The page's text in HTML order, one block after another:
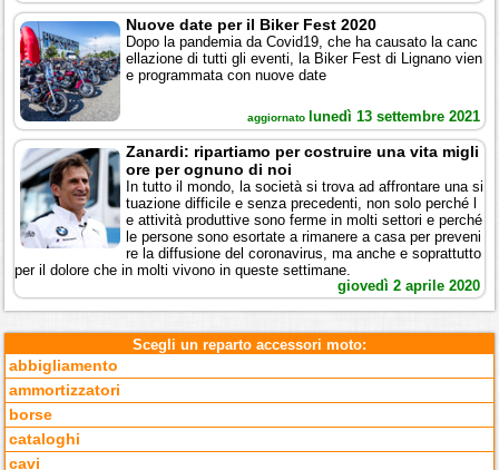
Nuove date per il Biker Fest 2020
Dopo la pandemia da Covid19, che ha causato la canc
ellazione di tutti gli eventi, la Biker Fest di Lignano vien
e programmata con nuove date
aggiornato lunedì 13 settembre 2021
Zanardi: ripartiamo per costruire una vita migli
ore per ognuno di noi
In tutto il mondo, la società si trova ad affrontare una si
tuazione difficile e senza precedenti, non solo perché l
e attività produttive sono ferme in molti settori e perché
le persone sono esortate a rimanere a casa per preveni
re la diffusione del coronavirus, ma anche e soprattutto
per il dolore che in molti vivono in queste settimane.
giovedì 2 aprile 2020
Scegli un reparto accessori moto:
abbigliamento
ammortizzatori
borse
cataloghi
cavi